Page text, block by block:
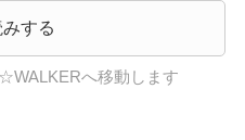
する
へ移動します